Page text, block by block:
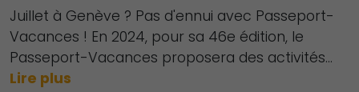
Juillet à Genève ? Pas d'ennui avec Passeport-
Vacances ! En 2024, pour sa 46e édition, le
Passeport-Vacances proposera des activités...
Lire plus